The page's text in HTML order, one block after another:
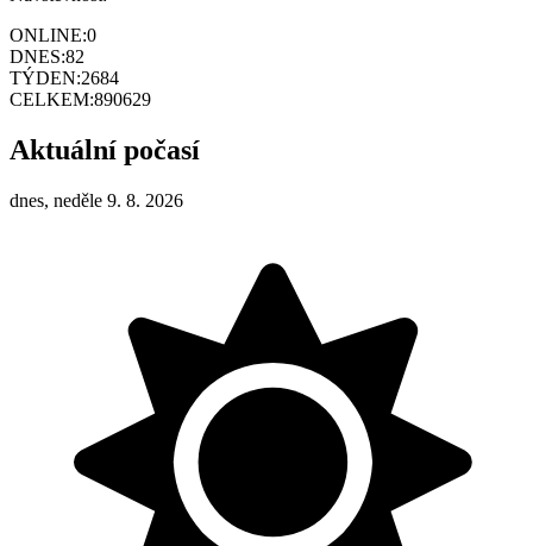
ONLINE:0
DNES:82
TÝDEN:2684
CELKEM:890629
Aktuální počasí
dnes, neděle 9. 8. 2026